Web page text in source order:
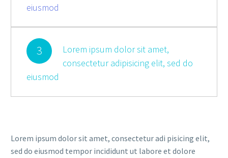
eiusmod
3
Lorem ipsum dolor sit amet,
consectetur adipisicing elit, sed do
eiusmod
Lorem ipsum dolor sit amet, consectetur adi pisicing elit,
sed do eiusmod tempor incididunt ut labore et dolore